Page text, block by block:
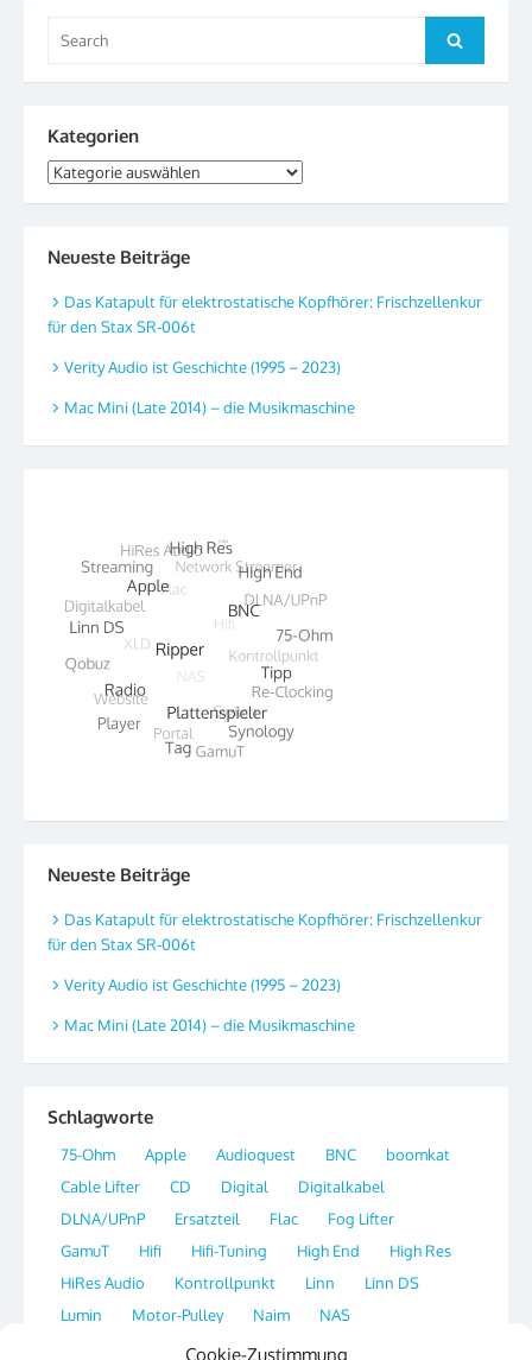
Cookie-Zustimmung
for:
Search
Kategorien
Kategorien
Neueste Beiträge
Das Katapult für elektrostatische Kopfhörer: Frischzellenkur
für den Stax SR-006t
Verity Audio ist Geschichte (1995 – 2023)
Mac Mini (Late 2014) – die Musikmaschine
Neueste Beiträge
Das Katapult für elektrostatische Kopfhörer: Frischzellenkur
für den Stax SR-006t
Verity Audio ist Geschichte (1995 – 2023)
Mac Mini (Late 2014) – die Musikmaschine
Schlagworte
75-Ohm Apple Audioquest BNC
boomkat
Cable Lifter
CD Digital
Digitalkabel
DLNA/UPnP
Ersatzteil Flac
Fog Lifter
GamuT
Hifi Hifi-Tuning High End
High Res
HiRes Audio
Kontrollpunkt Linn
Linn DS
Lumin
Motor-Pulley Naim
NAS
Network Streamer
OS X Plattenspieler